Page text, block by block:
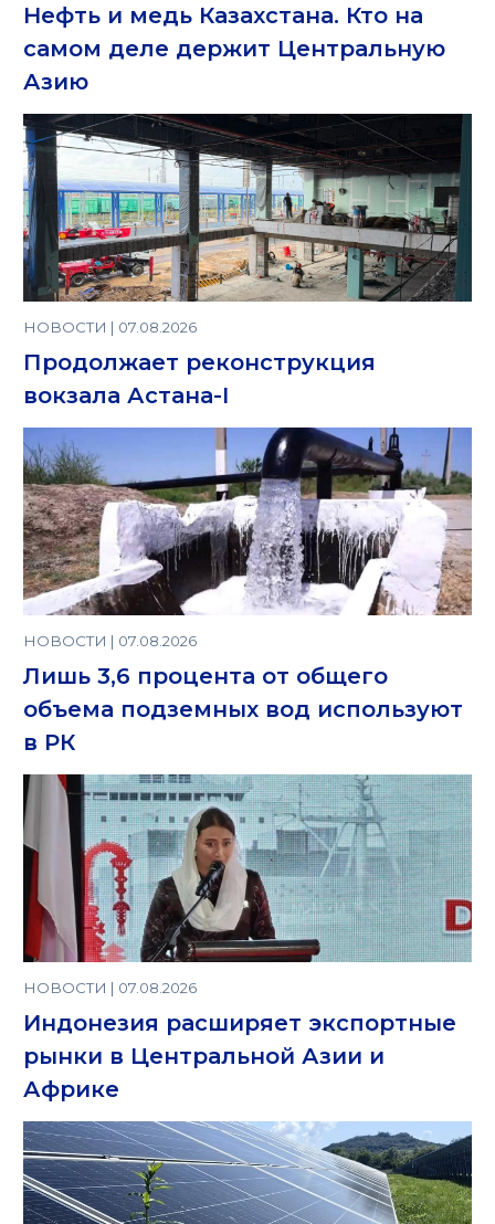
Нефть и медь Казахстана. Кто на
самом деле держит Центральную
Азию
НОВОСТИ | 07.08.2026
Продолжает реконструкция
вокзала Астана-I
НОВОСТИ | 07.08.2026
Лишь 3,6 процента от общего
объема подземных вод используют
в РК
НОВОСТИ | 07.08.2026
Индонезия расширяет экспортные
рынки в Центральной Азии и
Африке